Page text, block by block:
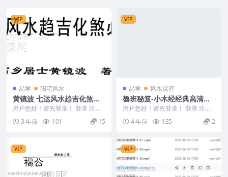
VIP
易学 阳宅风水
黄镜波 七运风水趋吉化煞必
读
用户您好！请先登录！ 登录 注册
黄镜波 七运风水趋吉化煞必读 24
02046
3 年前 101 15
VIP
易学 风水课程
魯班秘笈-小木经经典高清版1
68页-无水印 1200元原本手
抄秘笈
用户您好！请先登录！ 登录 注册
编号：221604A299 魯班秘笈-小
木经经...
4 年前 135 2
VIP VIP